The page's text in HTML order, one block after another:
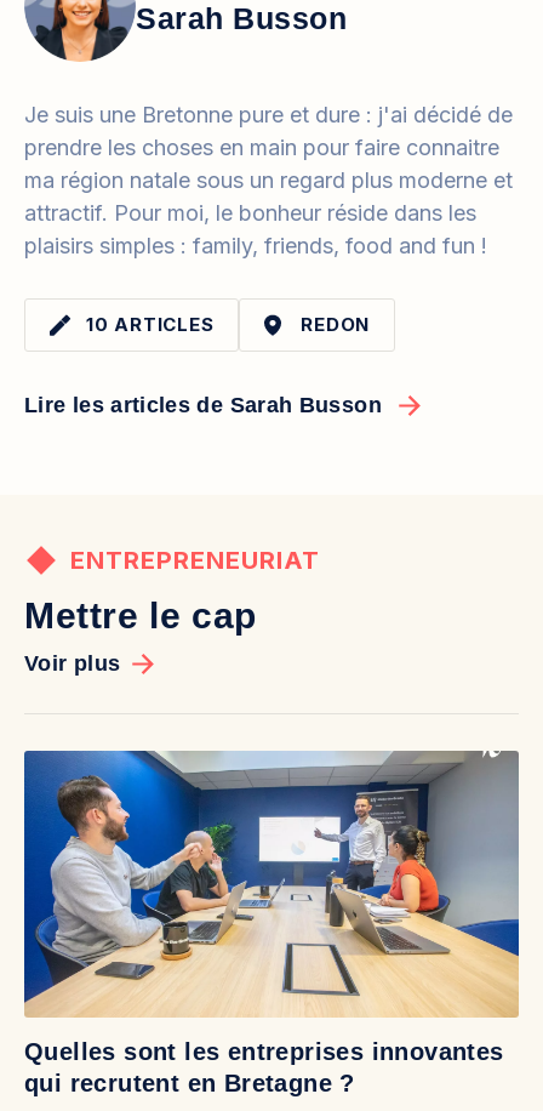
Sarah Busson
Je suis une Bretonne pure et dure : j'ai décidé de
prendre les choses en main pour faire connaitre
ma région natale sous un regard plus moderne et
attractif. Pour moi, le bonheur réside dans les
plaisirs simples : family, friends, food and fun !
10 ARTICLES REDON
Lire les articles de Sarah Busson
Mettre le cap
ENTREPRENEURIAT
Voir plus
Quelles sont les entreprises innovantes
qui recrutent en Bretagne ?